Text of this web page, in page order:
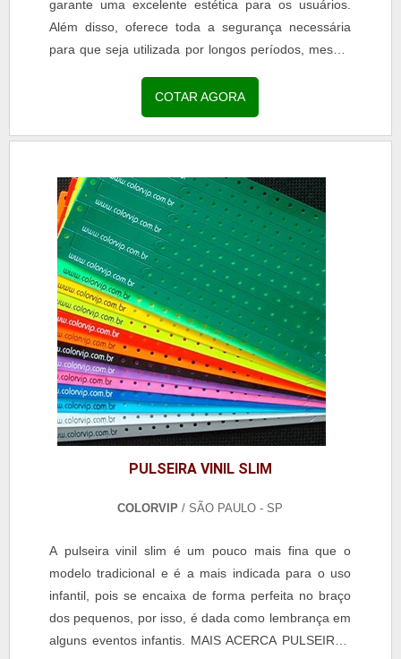
garante uma excelente estética para os usuários.
Além disso, oferece toda a segurança necessária
para que seja utilizada por longos períodos, mesmo
QUE SÃO PULSEIRAS VINIL WAVEA trava de
segurança é a mesma dos demais modelos das
pulseiras de vinil, pois, o fechamento é realizado
COTAR AGORA
PULSEIRA VINIL SLIM
COLORVIP/ SÃO PAULO - SP
A pulseira vinil slim é um pouco mais fina que o
modelo tradicional e é a mais indicada para o uso
infantil, pois se encaixa de forma perfeita no braço
dos pequenos, por isso, é dada como lembrança em
alguns eventos infantis. MAIS ACERCA PULSEIRAS